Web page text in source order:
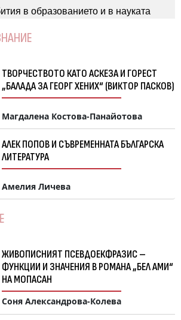
в образованието и в науката
ТВОРЧЕСТВОТО КАТО АСКЕЗА И ГОРЕСТ
„БАЛАДА ЗА ГЕОРГ ХЕНИХ“ (ВИКТОР ПАСКОВ)
Магдалена Костова-Панайотова
АЛЕК ПОПОВ И СЪВРЕМЕННАТА БЪЛГАРСКА
ЛИТЕРАТУРА
Амелия Личева
ЖИВОПИСНИЯТ ПСЕВДОЕКФРАЗИС –
ФУНКЦИИ И ЗНАЧЕНИЯ В РОМАНА „БЕЛ АМИ“
НА МОПАСАН
Соня Александрова-Колева